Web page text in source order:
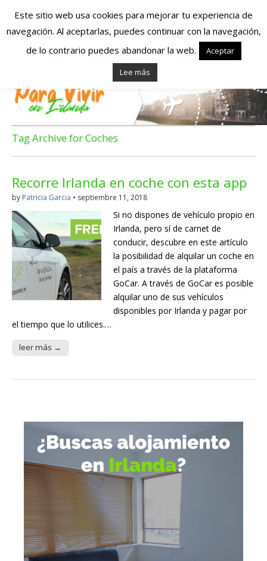
Españoles en
Irlanda – Vivir en
Irlanda – Trabajo
en Irlanda –
Alojamiento en
Irlanda
Blog dedicado a los que viven, estudian y trabajan en
Irlanda!
Tag Archive for Coches
Recorre Irlanda en coche con esta app
by Patricia Garcia • septiembre 11, 2018
Si no dispones de vehículo propio en
Irlanda, pero sí de carnet de
conducir, descubre en este artículo
la posibilidad de alquilar un coche en
el país a través de la plataforma
GoCar. A través de GoCar es posible
alquilar uno de sus vehículos
disponibles por Irlanda y pagar por
el tiempo que lo utilices.…
leer más →
Este sitio web usa cookies para mejorar tu experiencia de
navegación. Al aceptarlas, puedes continuar con la navegación,
de lo contrario puedes abandonar la web.
Aceptar
Lee más